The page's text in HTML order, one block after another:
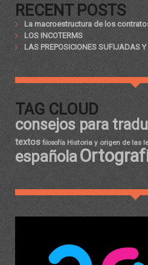
RECENT POSTS
La macroestructura de los
LOS INCOTERMS
LAS PREPOSICIONES SUFIJADAS
TAG CLOUD
consejos para
textos filosofía Historia y origen de las
española